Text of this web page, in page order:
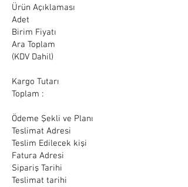
Ürün Açıklaması
Adet
Birim Fiyatı
Ara Toplam
(KDV Dahil)
Kargo Tutarı
Toplam :
Ödeme Şekli ve Planı
Teslimat Adresi
Teslim Edilecek kişi
Fatura Adresi
Sipariş Tarihi
Teslimat tarihi